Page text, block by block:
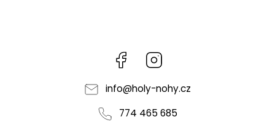
Facebook
info@holy-nohy.cz
774 465 685